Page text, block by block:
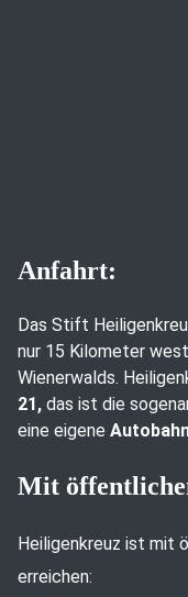
Anfahrt:
Das Stift
nur 15 Kilometer
Wienerwalds.
21, das ist die
eine eigene
Mit
Heiligenkreuz ist mit
erreichen: